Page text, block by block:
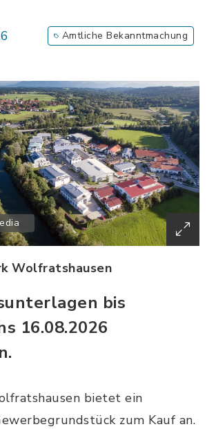
Amtliche Bekanntmachung
Wolfratshausen
bis
16.08.2026
bietet ein
zum Kauf an.